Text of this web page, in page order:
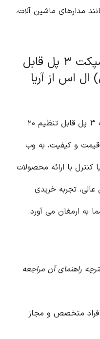
مدارهای ماشین آلات،
خرید کلید اتوماتیک کامپکت ۳ پل قابل
ال اس از آریا
برای خرید کلید اتوماتیک کامپکت ۳ پل قابل تنظیم ۲۰
و کیفیت، به وب
کنترل با ارائه محصولات
تجربه خریدی
به ارمغان می آورد.
راهنمای آن مراجعه
متخصص و مجاز